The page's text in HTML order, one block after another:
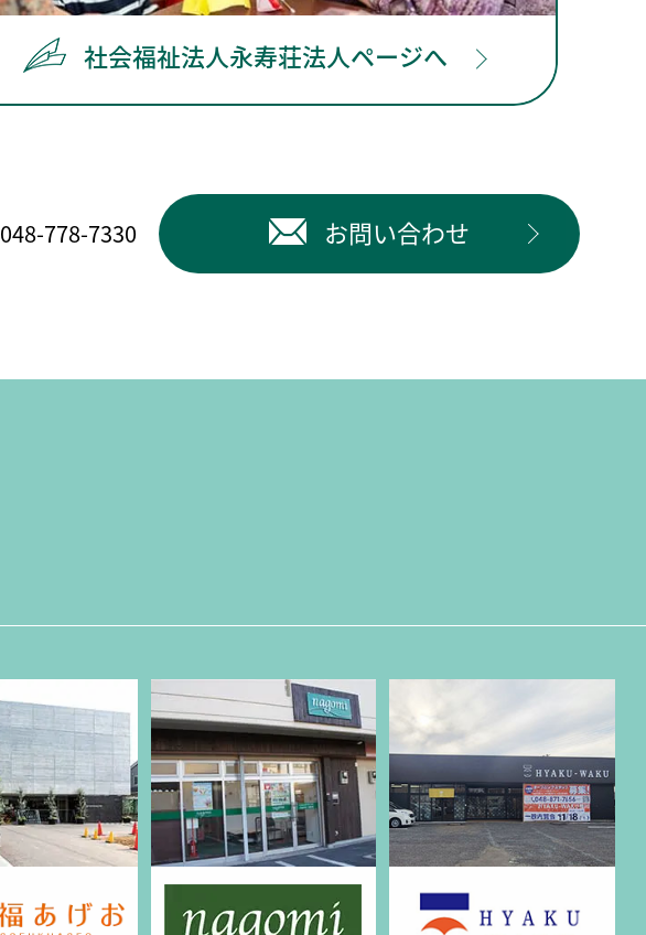
社会福祉法人永寿荘法人ページへ
048-778-7330 お問い合わせ